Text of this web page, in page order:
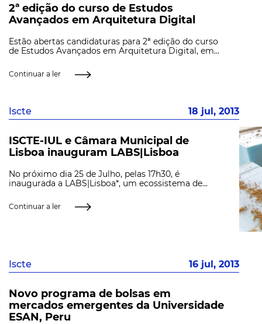
2ª edição do curso de Estudos
Avançados em Arquitetura Digital
Estão abertas candidaturas para 2ª edição do curso
de Estudos Avançados em Arquitetura Digital, em...
Continuar a ler
Iscte 18 jul, 2013
ISCTE-IUL e Câmara Municipal de
Lisboa inauguram LABS|Lisboa
No próximo dia 25 de Julho, pelas 17h30, é
inaugurada a LABS|Lisboa*, um ecossistema de...
Continuar a ler
Iscte 16 jul, 2013
Novo programa de bolsas em
mercados emergentes da Universidade
ESAN, Peru